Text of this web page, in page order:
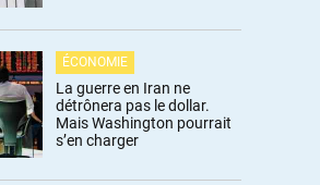
ÉCONOMIE
La guerre en Iran ne
détrônera pas le dollar.
Mais Washington pourrait
s’en charger